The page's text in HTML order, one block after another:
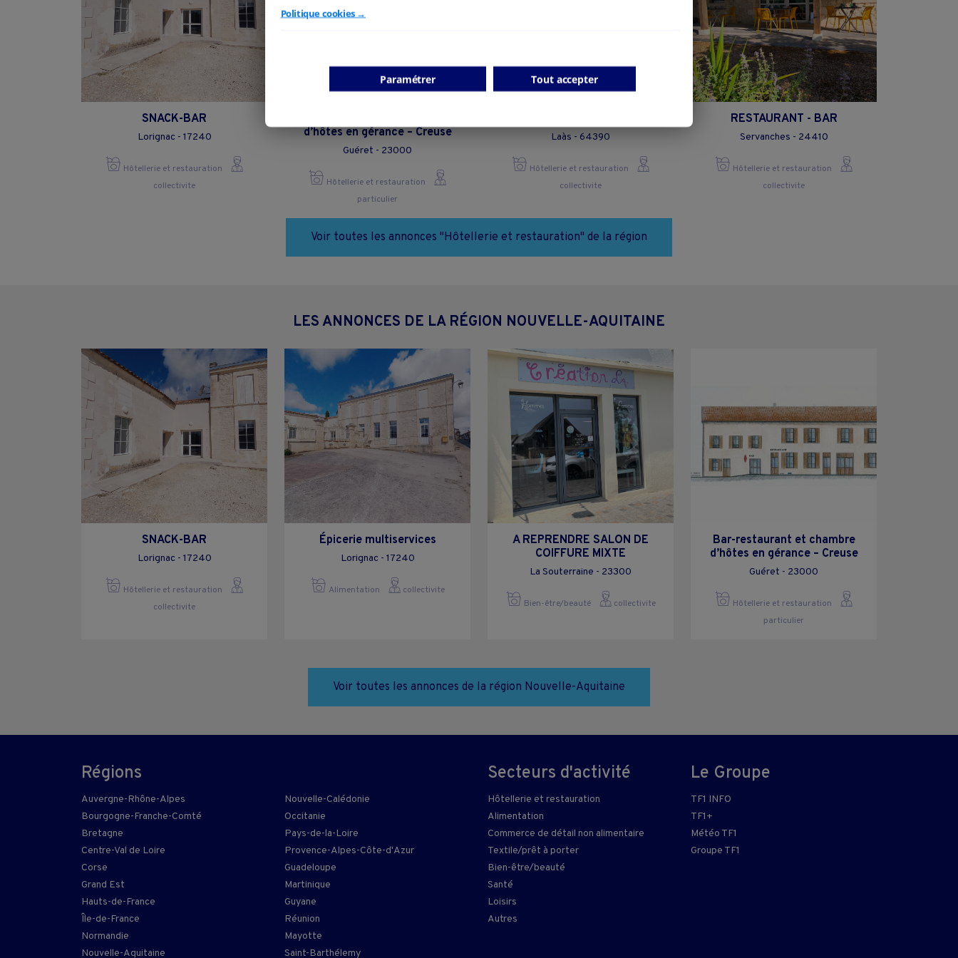
SNACK-BAR
Lorignac - 17240
Hôtellerie et restauration
collectivite
d’hôtes en gérance – Creuse
Guéret - 23000
Hôtellerie et restauration
particulier
Laàs - 64390
Hôtellerie et restauration
collectivite
RESTAURANT - BAR
Servanches - 24410
Hôtellerie et restauration
collectivite
Voir toutes les annonces "Hôtellerie et restauration" de la région
LES ANNONCES DE LA RÉGION NOUVELLE-AQUITAINE
SNACK-BAR
Lorignac - 17240
Hôtellerie et restauration
collectivite
Épicerie multiservices
Lorignac - 17240
Alimentation collectivite
A REPRENDRE SALON DE
COIFFURE MIXTE
La Souterraine - 23300
Bien-être/beauté collectivite
Bar-restaurant et chambre
d’hôtes en gérance – Creuse
Guéret - 23000
Hôtellerie et restauration
particulier
Voir toutes les annonces de la région Nouvelle-Aquitaine
Régions
Auvergne-Rhône-Alpes
Bourgogne-Franche-Comté
Bretagne
Centre-Val de Loire
Corse
Grand Est
Hauts-de-France
Île-de-France
Normandie
Nouvelle-Aquitaine
Nouvelle-Calédonie
Occitanie
Pays-de-la-Loire
Provence-Alpes-Côte-d'Azur
Guadeloupe
Martinique
Guyane
Réunion
Mayotte
Saint-Barthélemy
Secteurs d'activité
Hôtellerie et restauration
Alimentation
Commerce de détail non alimentaire
Textile/prêt à porter
Bien-être/beauté
Santé
Loisirs
Autres
Le Groupe
TF1 INFO
TF1+
Météo TF1
Groupe TF1
Politique cookies →
Paramétrer Tout accepter